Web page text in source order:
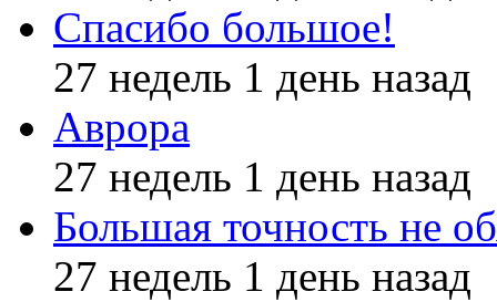
Спасибо большое!
27 недель 1 день назад
Аврора
27 недель 1 день назад
Большая точность не
27 недель 1 день назад